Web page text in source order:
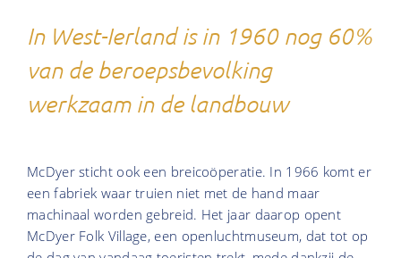
In West-Ierland is in 1960 nog 60%
van de beroepsbevolking
werkzaam in de landbouw
McDyer sticht ook een breicoöperatie. In 1966 komt er
een fabriek waar truien niet met de hand maar
machinaal worden gebreid. Het jaar daarop opent
McDyer Folk Village, een openluchtmuseum, dat tot op